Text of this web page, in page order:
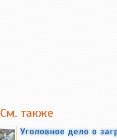
См. также
Уголовное дело о